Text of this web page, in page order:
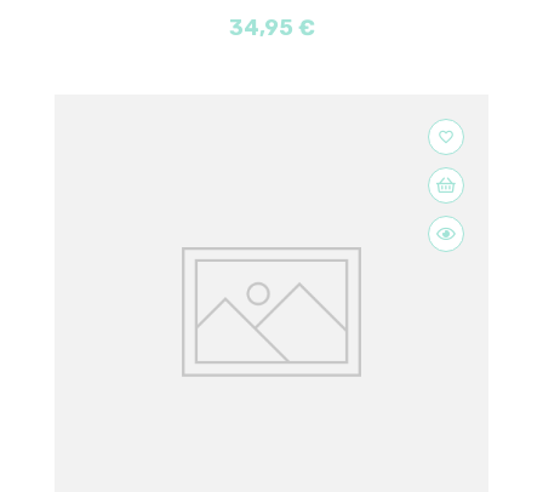
34,95 €
favorite_border